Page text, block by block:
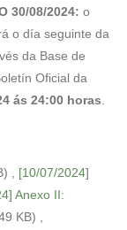
30/08/2024: o
o día seguinte da
da Base de
Oficial da
ás 24:00 horas
[10/07/2024]
Anexo II:
KB)